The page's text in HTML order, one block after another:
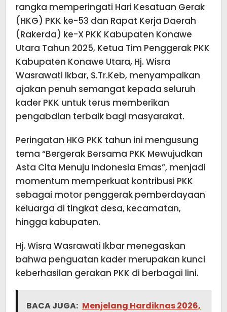
rangka memperingati Hari Kesatuan Gerak
(HKG) PKK ke-53 dan Rapat Kerja Daerah
(Rakerda) ke-X PKK Kabupaten Konawe
Utara Tahun 2025, Ketua Tim Penggerak PKK
Kabupaten Konawe Utara, Hj. Wisra
Wasrawati Ikbar, S.Tr.Keb, menyampaikan
ajakan penuh semangat kepada seluruh
kader PKK untuk terus memberikan
pengabdian terbaik bagi masyarakat.
Peringatan HKG PKK tahun ini mengusung
tema “Bergerak Bersama PKK Mewujudkan
Asta Cita Menuju Indonesia Emas”, menjadi
momentum memperkuat kontribusi PKK
sebagai motor penggerak pemberdayaan
keluarga di tingkat desa, kecamatan,
hingga kabupaten.
Hj. Wisra Wasrawati Ikbar menegaskan
bahwa penguatan kader merupakan kunci
keberhasilan gerakan PKK di berbagai lini.
BACA JUGA: Menjelang Hardiknas 2026,